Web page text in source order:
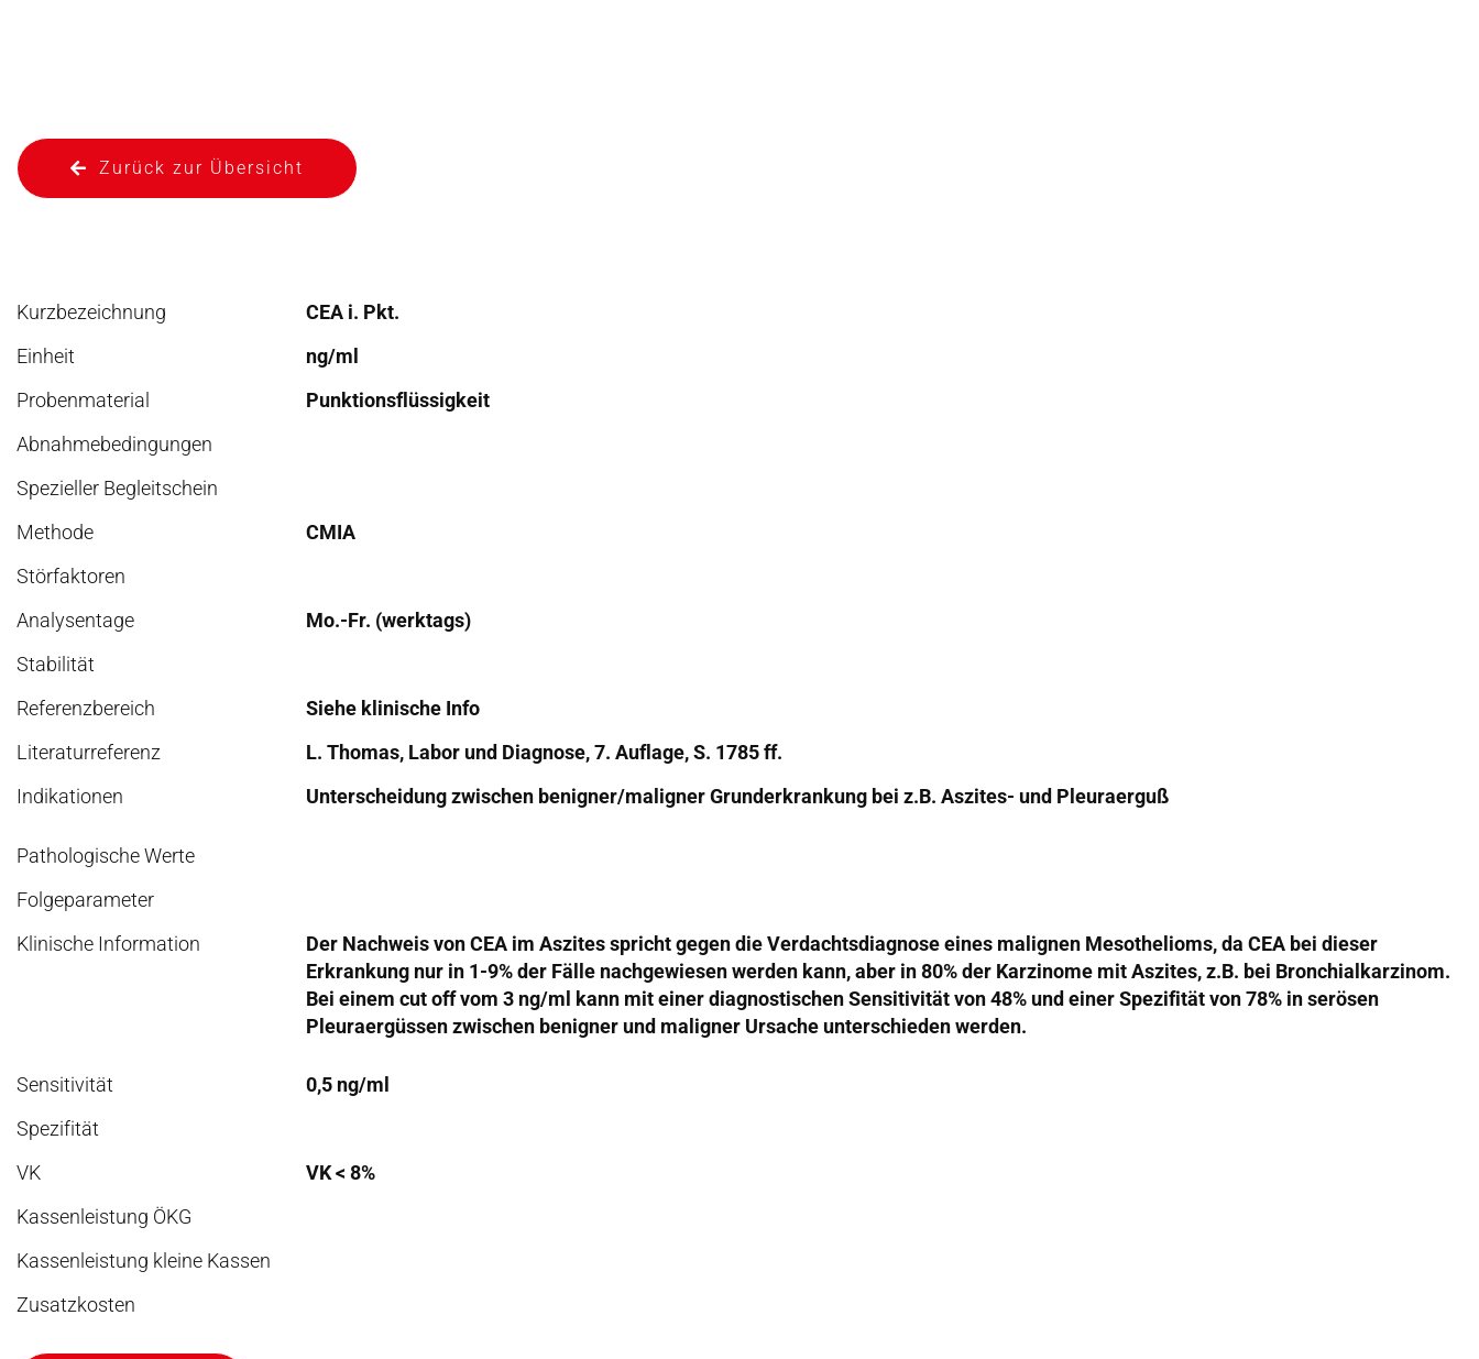
Zurück zur Übersicht
Kurzbezeichnung
CEA i. Pkt.
Einheit
ng/ml
Probenmaterial
Punktionsflüssigkeit
Abnahmebedingungen
Spezieller Begleitschein
Methode
CMIA
Störfaktoren
Analysentage
Mo.-Fr. (werktags)
Stabilität
Referenzbereich
Siehe klinische Info
Literaturreferenz
L. Thomas, Labor und Diagnose, 7. Auflage, S. 1785 ff.
Indikationen
Unterscheidung zwischen benigner/maligner Grunderkrankung bei z.B. Aszites- und Pleuraerguß
Pathologische Werte
Folgeparameter
Klinische Information
Der Nachweis von CEA im Aszites spricht gegen die Verdachtsdiagnose eines malignen Mesothelioms, da CEA bei dieser
Erkrankung nur in 1-9% der Fälle nachgewiesen werden kann, aber in 80% der Karzinome mit Aszites, z.B. bei Bronchialkarzinom.
Bei einem cut off vom 3 ng/ml kann mit einer diagnostischen Sensitivität von 48% und einer Spezifität von 78% in serösen
Pleuraergüssen zwischen benigner und maligner Ursache unterschieden werden.
Sensitivität
0,5 ng/ml
Spezifität
VK
VK < 8%
Kassenleistung ÖKG
Kassenleistung kleine Kassen
Zusatzkosten